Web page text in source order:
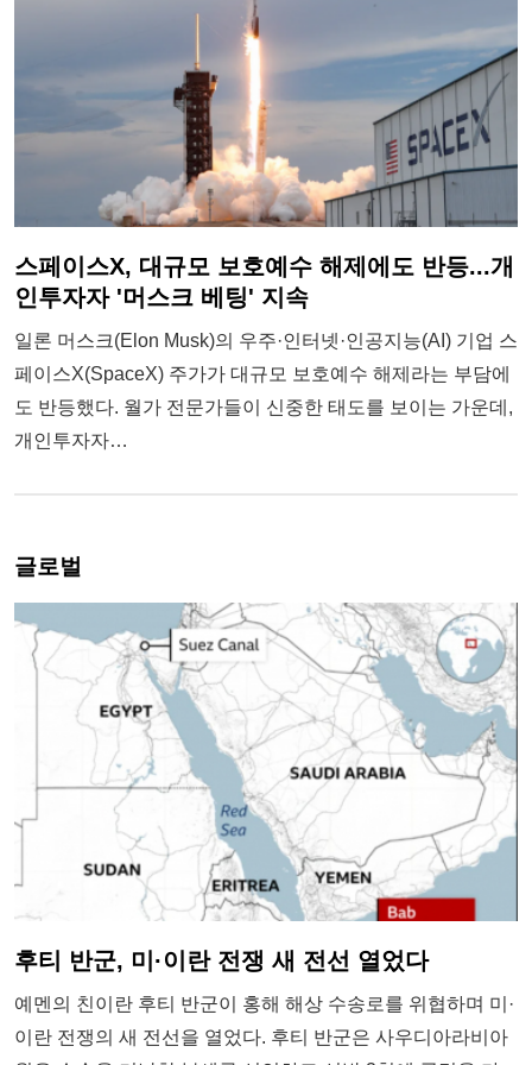
스페이스X, 대규모 보호예수 해제에도 반등...개
인투자자 '머스크 베팅' 지속
일론 머스크(Elon Musk)의 우주·인터넷·인공지능(AI) 기업 스
페이스X(SpaceX) 주가가 대규모 보호예수 해제라는 부담에
도 반등했다. 월가 전문가들이 신중한 태도를 보이는 가운데,
개인투자자…
글로벌
후티 반군, 미·이란 전쟁 새 전선 열었다
예멘의 친이란 후티 반군이 홍해 해상 수송로를 위협하며 미·
이란 전쟁의 새 전선을 열었다. 후티 반군은 사우디아라비아